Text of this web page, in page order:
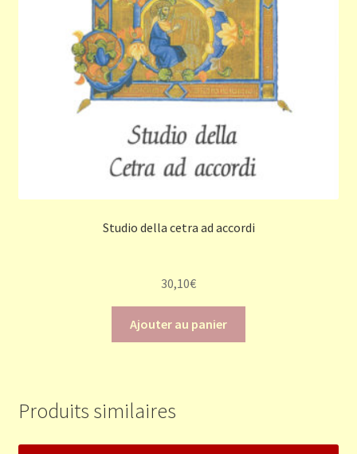
Studio della cetra ad accordi
30,10€
Ajouter au panier
Produits similaires